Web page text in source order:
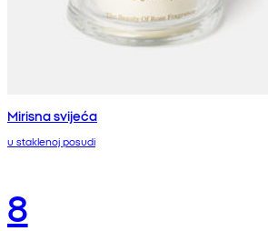
Mirisna svijeća
u staklenoj posudi
8